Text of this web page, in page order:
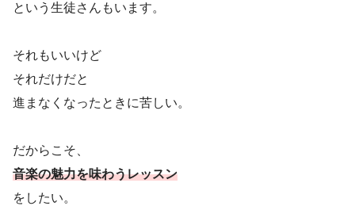
という生徒さんもいます。
それもいいけど
それだけだと
進まなくなったときに苦しい。
だからこそ、
音楽の魅力を味わうレッスン
をしたい。